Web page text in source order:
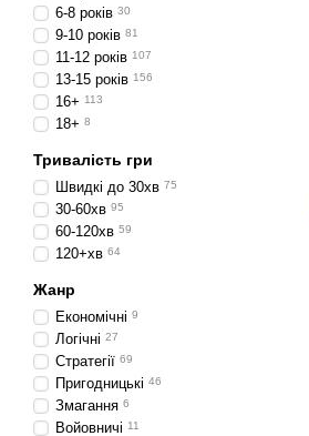
6-8 років 30
9-10 років 81
11-12 років 107
13-15 років 156
16+ 113
18+ 8
Тривалість гри
Швидкі до 30хв 75
30-60хв 95
60-120хв 59
120+хв 64
Жанр
Економічні 9
Логічні 27
Стратегії 69
Пригодницькі 46
Змагання 6
Войовничі 11